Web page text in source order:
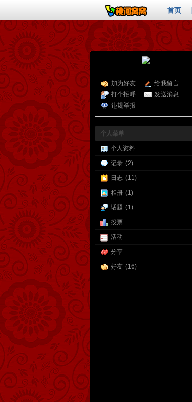
首页
加为好友
给我留言
打个招呼
发送消息
违规举报
个人菜单
个人资料
记录 (2)
日志 (11)
相册 (1)
话题 (1)
投票
活动
分享
好友 (16)